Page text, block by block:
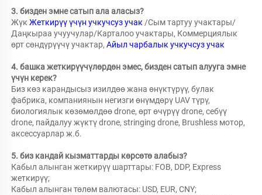
3. бизден эмне сатып ала аласыз?
Жүк Жеткирүү үчүн учкучсуз учак /Сым тартуу учактары/
Даңкыраа учуучулар/Карталоо учактары, Коммерциялык
өрт сөндүрүүчү учактар, Айыл чарбалык учкучсуз учак
4. башка жеткирүүчүлөрдөн эмес, бизден сатып алууга эмне
үчүн керек?
Биз көз карандысыз изилдөө жана өнүктүрүү, булак
фабрика, компаниянын негизги өнүмдөрү UAV түрү,
биологиялык көзөмөлдөө drone, өрт өчүрүү drone, себүү
drone, пайдалуу жүктү drone, stringing drone, Brushless мотор,
аксессуарлар ж.б.
5. биз кандай кызматтарды көрсөтө алабыз?
Кабыл алынган жеткирүү шарттары: FOB, DDP, Express
жеткирүү;
Кабыл алынган төлөм валютасы: USD, EUR, CNY;